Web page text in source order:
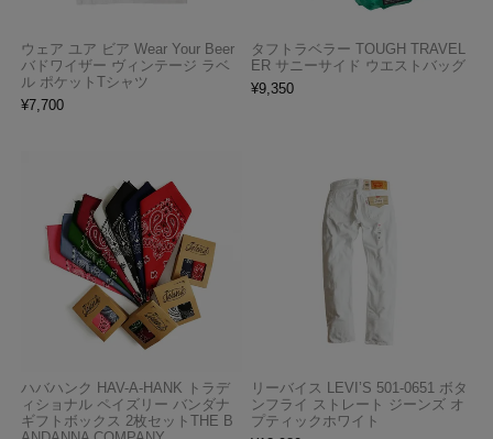
ウェア ユア ビア Wear Your Beer
バドワイザー ヴィンテージ ラベ
ル ポケットTシャツ
¥7,700
タフトラベラー TOUGH TRAVEL
ER サニーサイド ウエストバッグ
¥9,350
ハバハンク HAV-A-HANK トラデ
ィショナル ペイズリー バンダナ
ギフトボックス 2枚セットTHE B
リーバイス LEVI’S 501-0651 ボタ
ンフライ ストレート ジーンズ オ
プティックホワイト